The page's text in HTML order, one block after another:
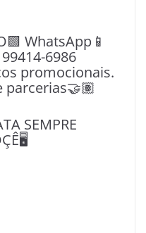
WhatsApp📱
6986
promocionais.
SEMPRE